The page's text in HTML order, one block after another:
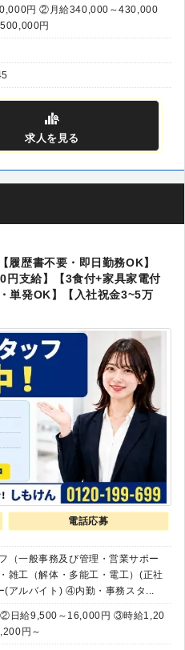
円 ②月給340,000～430,000
円
求人 を見る
履歴書不要・即日勤務OK】
円支給】【3食付+家具家電付
単発OK】【入社祝金3~5万
電話応募
（一般事務及び管理・営業サポー
雑工（解体・多能工・電工）(正社
(アルバイト) ④内勤・事務スタ...
日給9,500～16,000円 ③時給1,20
円～